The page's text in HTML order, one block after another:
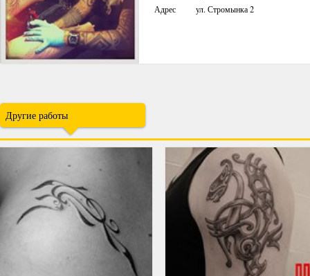
Адрес
ул. Стромынка 2
Другие работы